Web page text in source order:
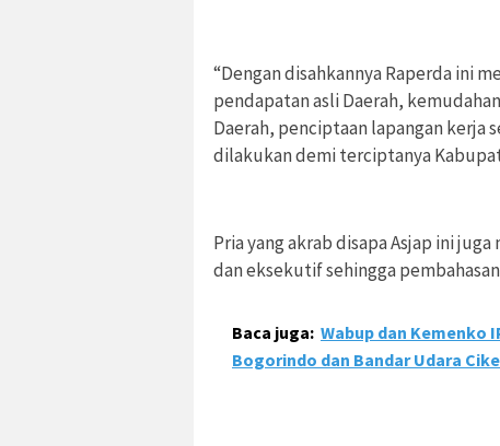
“Dengan disahkannya Raperda ini
pendapatan asli Daerah,
Daerah, penciptaan lapangan kerja
dilakukan demi terciptanya
Pria yang akrab disapa Asjap ini
dan eksekutif sehingga
Baca juga: Wabup dan Kemenko
Bogorindo dan Bandar Udara